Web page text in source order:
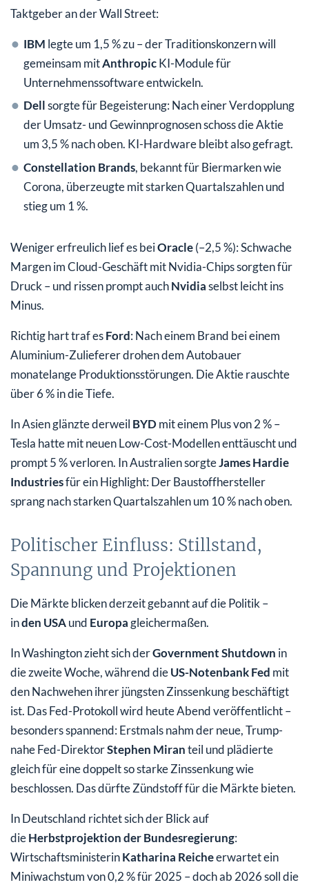
Taktgeber an der Wall Street:
IBM legte um 1,5 % zu – der Traditionskonzern will
gemeinsam mitAnthropicKI-Module für
Unternehmenssoftware entwickeln.
Dellsorgte für Begeisterung: Nach einer Verdopplung
der Umsatz- und Gewinnprognosen schoss die Aktie
um 3,5 % nach oben. KI-Hardware bleibt also gefragt.
Constellation Brands, bekannt für Biermarken wie
Corona, überzeugte mit starken Quartalszahlen und
stieg um 1 %.
Weniger erfreulich lief es beiOracle(–2,5 %): Schwache
Margen im Cloud-Geschäft mit Nvidia-Chips sorgten für
Druck – und rissen prompt auchNvidiaselbst leicht ins
Minus.
Richtig hart traf esFord: Nach einem Brand bei einem
Aluminium-Zulieferer drohen dem Autobauer
monatelange Produktionsstörungen. Die Aktie rauschte
über 6 % in die Tiefe.
In Asien glänzte derweil BYDmit einem Plus von 2 % –
Tesla hatte mit neuen Low-Cost-Modellen enttäuscht und
prompt 5 % verloren. In Australien sorgteJames Hardie
Industriesfür ein Highlight: Der Baustoffhersteller
sprang nach starken Quartalszahlen um 10 % nach oben.
Politischer Einfluss: Stillstand,
Spannung und Projektionen
Die Märkte blicken derzeit gebannt auf die Politik –
inden USAund Europa gleichermaßen.
In Washington zieht sich derGovernment Shutdown in
die zweite Woche, während dieUS-Notenbank Fed mit
den Nachwehen ihrer jüngsten Zinssenkung beschäftigt
ist. Das Fed-Protokoll wird heute Abend veröffentlicht –
besonders spannend: Erstmals nahm der neue, Trump-
nahe Fed-DirektorStephen Miranteil und plädierte
gleich für eine doppelt so starke Zinssenkung wie
beschlossen. Das dürfte Zündstoff für die Märkte bieten.
In Deutschland richtet sich der Blick auf
dieHerbstprojektion der Bundesregierung:
WirtschaftsministerinKatharina Reicheerwartet ein
Miniwachstum von 0,2 % für 2025 – doch ab 2026 soll die